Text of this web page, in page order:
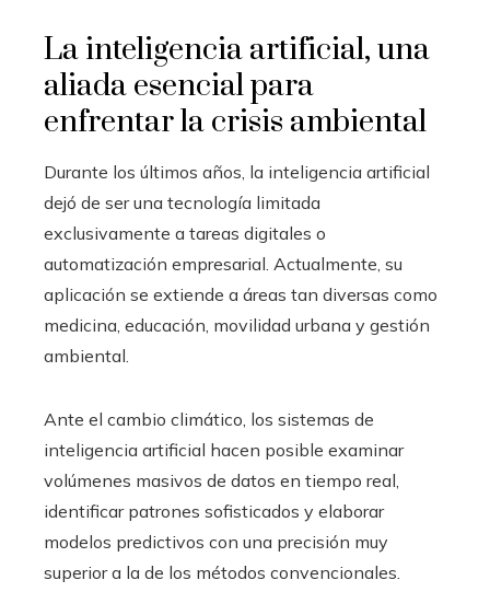
La inteligencia artificial, una
aliada esencial para
enfrentar la crisis ambiental
Durante los últimos años, la inteligencia artificial
dejó de ser una tecnología limitada
exclusivamente a tareas digitales o
automatización empresarial. Actualmente, su
aplicación se extiende a áreas tan diversas como
medicina, educación, movilidad urbana y gestión
ambiental.
Ante el cambio climático, los sistemas de
inteligencia artificial hacen posible examinar
volúmenes masivos de datos en tiempo real,
identificar patrones sofisticados y elaborar
modelos predictivos con una precisión muy
superior a la de los métodos convencionales.